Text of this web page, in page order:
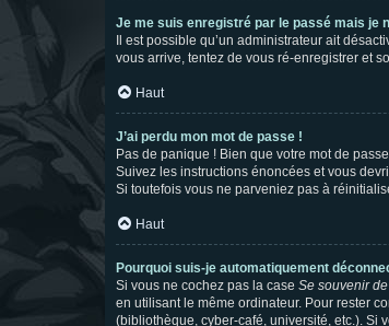
Je me suis enregistré par le passé mais je
Il est possible qu’un administrateur ait
vous arrive, tentez de vous ré-enregistrer et
Haut
J’ai perdu mon mot de passe !
Pas de panique ! Bien que votre mot de
Suivez les instructions énoncées et vous
Si toutefois vous ne parveniez pas à
Haut
Pourquoi suis-je automatiquement
Si vous ne cochez pas la case Se souvenir
en utilisant le même ordinateur. Pour rester
(bibliothèque, cyber-café, université, etc.). Si